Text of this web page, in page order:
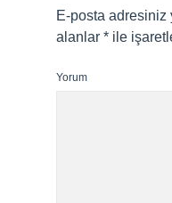
E-posta adresiniz
alanlar * ile
Yorum